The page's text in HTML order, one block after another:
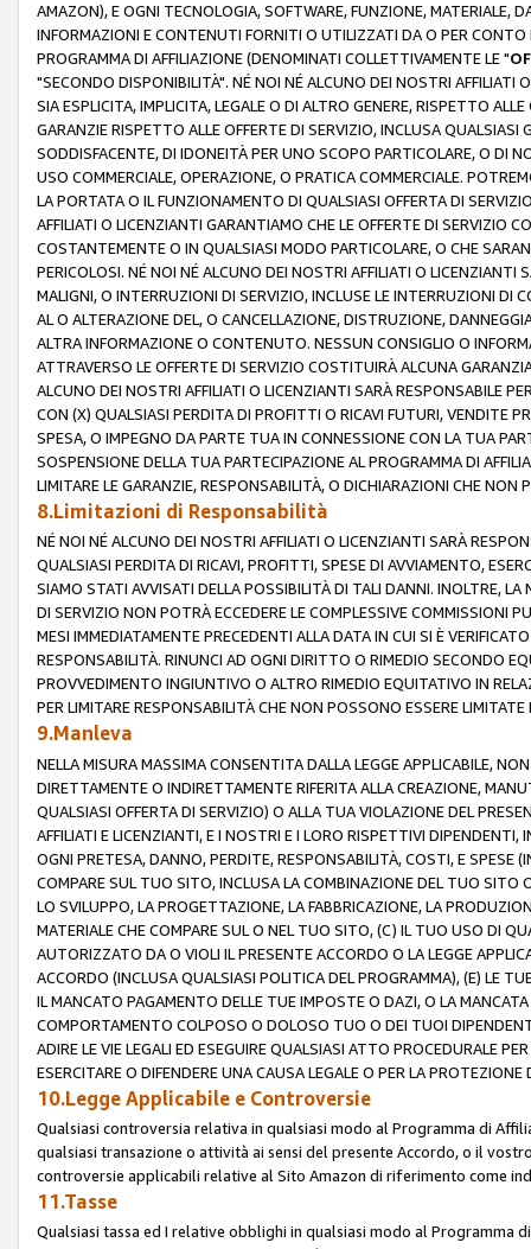
AMAZON), E OGNI TECNOLOGIA, SOFTWARE, FUNZIONE, MATERIALE,
INFORMAZIONI E CONTENUTI FORNITI O UTILIZZATI DA O PER
PROGRAMMA DI AFFILIAZIONE (DENOMINATI COLLETTIVAMENTE LE "
"SECONDO DISPONIBILITÀ". NÉ NOI NÉ ALCUNO DEI NOSTRI
SIA ESPLICITA, IMPLICITA, LEGALE O DI ALTRO GENERE, RISPETTO
GARANZIE RISPETTO ALLE OFFERTE DI SERVIZIO, INCLUSA
SODDISFACENTE, DI IDONEITÀ PER UNO SCOPO PARTICOLARE, O DI
USO COMMERCIALE, OPERAZIONE, O PRATICA COMMERCIALE.
LA PORTATA O IL FUNZIONAMENTO DI QUALSIASI OFFERTA DI
AFFILIATI O LICENZIANTI GARANTIAMO CHE LE OFFERTE DI SERVIZIO
COSTANTEMENTE O IN QUALSIASI MODO PARTICOLARE, O CHE
PERICOLOSI. NÉ NOI NÉ ALCUNO DEI NOSTRI AFFILIATI O LICENZIANTI
MALIGNI, O INTERRUZIONI DI SERVIZIO, INCLUSE LE INTERRUZIONI DI
AL O ALTERAZIONE DEL, O CANCELLAZIONE, DISTRUZIONE,
ALTRA INFORMAZIONE O CONTENUTO. NESSUN CONSIGLIO O
ATTRAVERSO LE OFFERTE DI SERVIZIO COSTITUIRÀ ALCUNA
ALCUNO DEI NOSTRI AFFILIATI O LICENZIANTI SARÀ RESPONSABILE
CON (X) QUALSIASI PERDITA DI PROFITTI O RICAVI FUTURI, VENDITE
SPESA, O IMPEGNO DA PARTE TUA IN CONNESSIONE CON LA TUA
SOSPENSIONE DELLA TUA PARTECIPAZIONE AL PROGRAMMA DI
LIMITARE LE GARANZIE, RESPONSABILITÀ, O DICHIARAZIONI CHE NON
8.Limitazioni di Responsabilità
NÉ NOI NÉ ALCUNO DEI NOSTRI AFFILIATI O LICENZIANTI SARÀ
QUALSIASI PERDITA DI RICAVI, PROFITTI, SPESE DI AVVIAMENTO,
SIAMO STATI AVVISATI DELLA POSSIBILITÀ DI TALI DANNI. INOLTRE,
DI SERVIZIO NON POTRÀ ECCEDERE LE COMPLESSIVE COMMISSIONI
MESI IMMEDIATAMENTE PRECEDENTI ALLA DATA IN CUI SI È
RESPONSABILITÀ. RINUNCI AD OGNI DIRITTO O RIMEDIO SECONDO
PROVVEDIMENTO INGIUNTIVO O ALTRO RIMEDIO EQUITATIVO IN
PER LIMITARE RESPONSABILITÀ CHE NON POSSONO ESSERE LIMITATE
9.Manleva
NELLA MISURA MASSIMA CONSENTITA DALLA LEGGE APPLICABILE,
DIRETTAMENTE O INDIRETTAMENTE RIFERITA ALLA CREAZIONE,
QUALSIASI OFFERTA DI SERVIZIO) O ALLA TUA VIOLAZIONE DEL
AFFILIATI E LICENZIANTI, E I NOSTRI E I LORO RISPETTIVI
OGNI PRETESA, DANNO, PERDITE, RESPONSABILITÀ, COSTI, E SPESE
COMPARE SUL TUO SITO, INCLUSA LA COMBINAZIONE DEL TUO SITO
LO SVILUPPO, LA PROGETTAZIONE, LA FABBRICAZIONE, LA
MATERIALE CHE COMPARE SUL O NEL TUO SITO, (C) IL TUO USO DI
AUTORIZZATO DA O VIOLI IL PRESENTE ACCORDO O LA LEGGE
ACCORDO (INCLUSA QUALSIASI POLITICA DEL PROGRAMMA), (E) LE
IL MANCATO PAGAMENTO DELLE TUE IMPOSTE O DAZI, O LA
COMPORTAMENTO COLPOSO O DOLOSO TUO O DEI TUOI
ADIRE LE VIE LEGALI ED ESEGUIRE QUALSIASI ATTO PROCEDURALE
ESERCITARE O DIFENDERE UNA CAUSA LEGALE O PER LA
10.Legge Applicabile e Controversie
Qualsiasi controversia relativa in qualsiasi modo al Programma di
qualsiasi transazione o attività ai sensi del presente Accordo, o il
controversie applicabili relative al Sito Amazon di riferimento come
11.Tasse
Qualsiasi tassa ed I relative obblighi in qualsiasi modo al